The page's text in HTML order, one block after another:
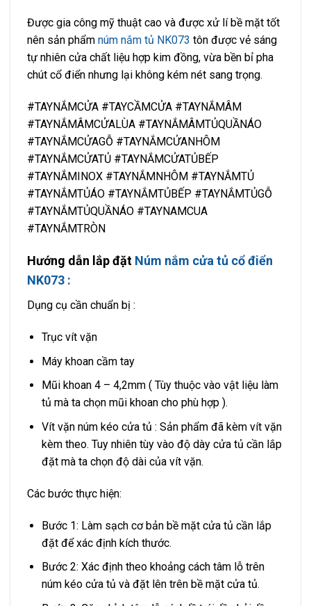
Được gia công mỹ thuật cao và được xử lí bề mặt tốt
nên sản phẩm núm nắm tủ NK073 tôn được vẻ sáng
tự nhiên cửa chất liệu hợp kim đồng, vừa bền bỉ pha
chút cổ điển nhưng lại không kém nét sang trọng.
#TAYNẮMCỬA #TAYCẦMCỬA #TAYNẮMÂM
#TAYNẮMÂMCỬALÙA #TAYNẮMÂMTỦQUẦNÁO
#TAYNẮMCỬAGỖ #TAYNẮMCỬANHÔM
#TAYNẮMCỬATỦ #TAYNẮMCỬATỦBẾP
#TAYNẮMINOX #TAYNẮMNHÔM #TAYNẮMTỦ
#TAYNẮMTỦÁO #TAYNẮMTỦBẾP #TAYNẮMTỦGỖ
#TAYNẮMTỦQUẦNÁO #TAYNAMCUA
#TAYNẮMTRÒN
Hướng dẫn lắp đặt Núm nắm cửa tủ cổ điển
NK073 :
Dụng cụ cần chuẩn bị :
Trục vít vặn
Máy khoan cầm tay
Mũi khoan 4 – 4,2mm ( Tùy thuộc vào vật liệu làm
tủ mà ta chọn mũi khoan cho phù hợp ).
Vít vặn núm kéo cửa tủ : Sản phẩm đã kèm vít vặn
kèm theo. Tuy nhiên tùy vào độ dày cửa tủ cần lắp
đặt mà ta chọn độ dài của vít vặn.
Các bước thực hiện:
Bước 1: Làm sạch cơ bản bề mặt cửa tủ cần lắp
đặt để xác định kích thước.
Bước 2: Xác định theo khoảng cách tâm lỗ trên
núm kéo cửa tủ và đặt lên trên bề mặt cửa tủ.